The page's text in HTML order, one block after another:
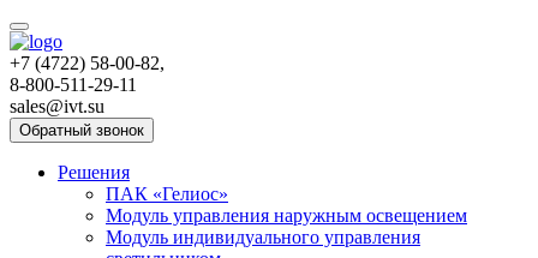
+7 (4722) 58-00-82,
8-800-511-29-11
sales@ivt.su
Обратный звонок
Решения
ПАК «Гелиос»
Модуль управления наружным освещением
Модуль индивидуального управления